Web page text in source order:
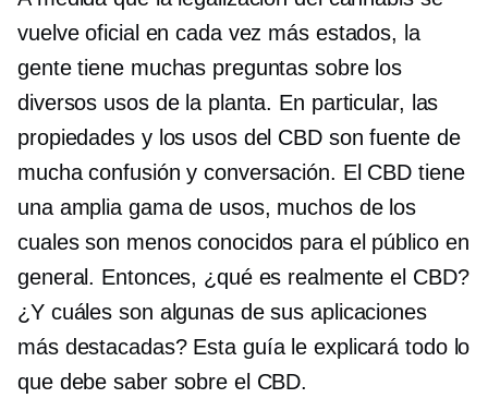
vuelve oficial en cada vez más estados, la
gente tiene muchas preguntas sobre los
diversos usos de la planta. En particular, las
propiedades y los usos del CBD son fuente de
mucha confusión y conversación. El CBD tiene
una amplia gama de usos, muchos de los
cuales son menos conocidos para el público en
general. Entonces, ¿qué es realmente el CBD?
¿Y cuáles son algunas de sus aplicaciones
más destacadas? Esta guía le explicará todo lo
que debe saber sobre el CBD.